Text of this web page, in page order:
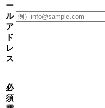
ー
ル
ア
ド
レ
ス
必
須